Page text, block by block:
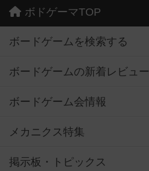
ボドゲーマTOP
ボードゲームを検索する
ボードゲームの新着レビュー
ボードゲーム会情報
メカニクス特集
掲示板・トピックス